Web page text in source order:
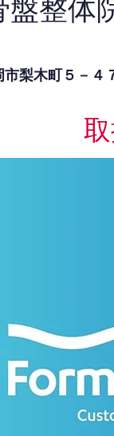
盤整体
梨木町５－４